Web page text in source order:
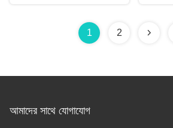
1 2
আমাদের সাথে যোগাযোগ